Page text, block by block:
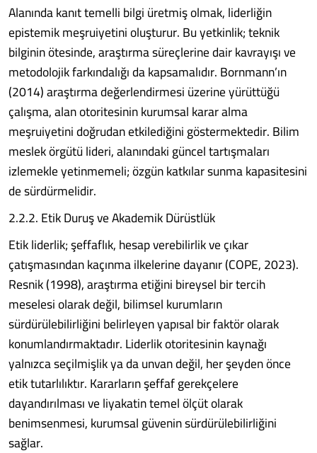
Alanında kanıt temelli bilgi üretmiş olmak, liderliğin
epistemik meşruiyetini oluşturur. Bu yetkinlik; teknik
bilginin ötesinde, araştırma süreçlerine dair kavrayışı ve
metodolojik farkındalığı da kapsamalıdır. Bornmann’ın
(2014) araştırma değerlendirmesi üzerine yürüttüğü
çalışma, alan otoritesinin kurumsal karar alma
meşruiyetini doğrudan etkilediğini göstermektedir. Bilim
meslek örgütü lideri, alanındaki güncel tartışmaları
izlemekle yetinmemeli; özgün katkılar sunma kapasitesini
de sürdürmelidir.
2.2.2. Etik Duruş ve Akademik Dürüstlük
Etik liderlik; şeffaflık, hesap verebilirlik ve çıkar
çatışmasından kaçınma ilkelerine dayanır (COPE, 2023).
Resnik (1998), araştırma etiğini bireysel bir tercih
meselesi olarak değil, bilimsel kurumların
sürdürülebilirliğini belirleyen yapısal bir faktör olarak
konumlandırmaktadır. Liderlik otoritesinin kaynağı
yalnızca seçilmişlik ya da unvan değil, her şeyden önce
etik tutarlılıktır. Kararların şeffaf gerekçelere
dayandırılması ve liyakatin temel ölçüt olarak
benimsenmesi, kurumsal güvenin sürdürülebilirliğini
sağlar.